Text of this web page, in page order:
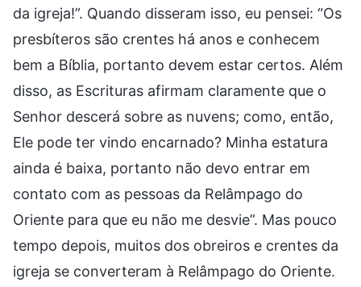
da igreja!”. Quando disseram isso, eu pensei: “Os
presbíteros são crentes há anos e conhecem
bem a Bíblia, portanto devem estar certos. Além
disso, as Escrituras afirmam claramente que o
Senhor descerá sobre as nuvens; como, então,
Ele pode ter vindo encarnado? Minha estatura
ainda é baixa, portanto não devo entrar em
contato com as pessoas da Relâmpago do
Oriente para que eu não me desvie”. Mas pouco
tempo depois, muitos dos obreiros e crentes da
igreja se converteram à Relâmpago do Oriente.